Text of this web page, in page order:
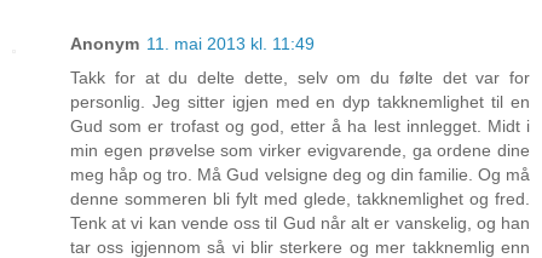
Anonym 11. mai 2013 kl. 11:49
Takk for at du delte dette, selv om du følte det var for
personlig. Jeg sitter igjen med en dyp takknemlighet til en
Gud som er trofast og god, etter å ha lest innlegget. Midt i
min egen prøvelse som virker evigvarende, ga ordene dine
meg håp og tro. Må Gud velsigne deg og din familie. Og må
denne sommeren bli fylt med glede, takknemlighet og fred.
Tenk at vi kan vende oss til Gud når alt er vanskelig, og han
tar oss igjennom så vi blir sterkere og mer takknemlig enn